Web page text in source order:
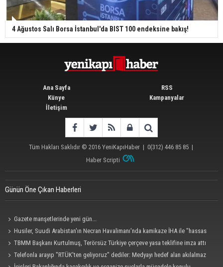
4 Ağustos Salı Borsa İstanbul'da BIST 100 endeksine bakış!
Ana Sayfa
Künye
İletişim
RSS
Kampanyalar
Tüm Hakları Saklıdır © 2016 YeniKapıHaber| 0(312) 446 85 85|
Haber Scripti
Günün Öne Çıkan Haberleri
Gazete manşetlerinde yeni gün...
Husiler, Suudi Arabistan'ın Necran Havalimanı'nda kamikaze İHA ile "hassas
bir hedefi" vurduklarını açıkladı
TBMM Başkanı Kurtulmuş, Terörsüz Türkiye çerçeve yasa teklifine imza attı
Telefonla arayıp "RTÜK'ten geliyoruz" dediler: Medyayı hedef alan akılalmaz